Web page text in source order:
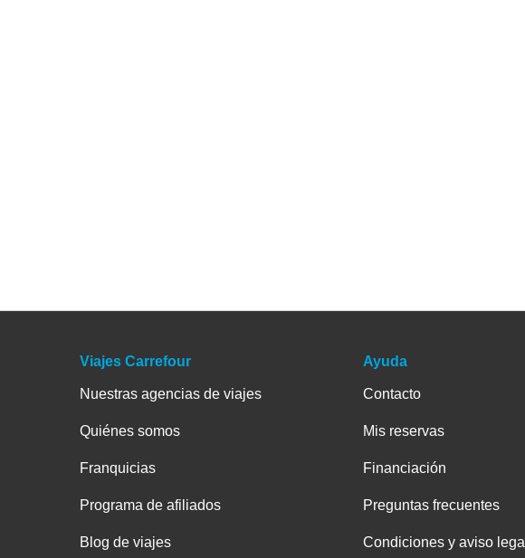
Viajes Carrefour
Nuestras agencias de viajes
Quiénes somos
Franquicias
Programa de afiliados
Blog de viajes
Ayuda
Contacto
Mis reservas
Financiación
Preguntas frecuentes
Condiciones y aviso legal